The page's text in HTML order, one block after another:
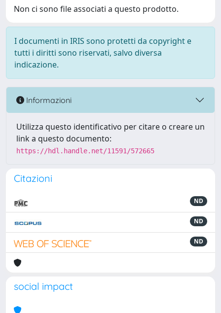
Non ci sono file associati a questo prodotto.
I documenti in IRIS sono protetti da copyright e
tutti i diritti sono riservati, salvo diversa
indicazione.
Informazioni
Utilizza questo identificativo per citare o creare un
link a questo documento:
https://hdl.handle.net/11591/572665
Citazioni
ND
ND
ND
social impact